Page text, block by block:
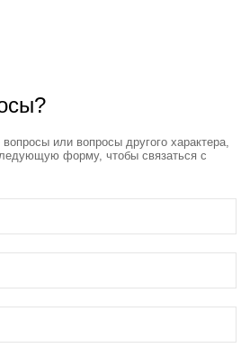
или вопросы другого характера,
форму, чтобы связаться с